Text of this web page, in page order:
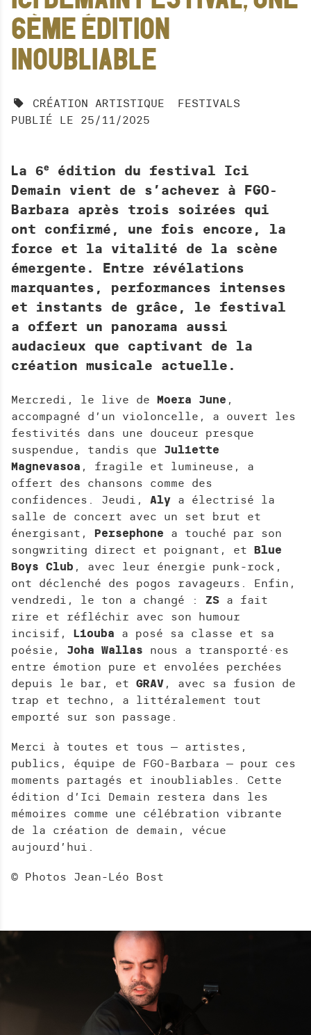
R
e
c
h
e
r
N
L
A
R
E
H
R
6ÈME ÉDITION
INOUBLIABLE
CRÉATION ARTISTIQUE
FESTIVALS
PUBLIÉ LE 25/11/2025
La 6ᵉ édition du festival Ici
Demain vient de s’achever à FGO-
Barbara après trois soirées qui
ont confirmé, une fois encore, la
force et la vitalité de la scène
émergente. Entre révélations
marquantes, performances intenses
et instants de grâce, le festival
a offert un panorama aussi
audacieux que captivant de la
création musicale actuelle.
Mercredi, le live de Moera June ,
accompagné d’un violoncelle, a ouvert les
festivités dans une douceur presque
suspendue, tandis que Juliette
Magnevasoa , fragile et lumineuse, a
offert des chansons comme des
confidences. Jeudi, Aly a électrisé la
salle de concert avec un set brut et
énergisant, Persephone a touché par son
songwriting direct et poignant, et Blue
Boys Club , avec leur énergie punk-rock,
ont déclenché des pogos ravageurs. Enfin,
vendredi, le ton a changé : ZS a fait
rire et réfléchir avec son humour
incisif, Liouba a posé sa classe et sa
poésie, Joha Wallas nous a transporté·es
entre émotion pure et envolées perchées
depuis le bar, et GRAV , avec sa fusion de
trap et techno, a littéralement tout
emporté sur son passage.
Merci à toutes et tous — artistes,
publics, équipe de FGO-Barbara — pour ces
moments partagés et inoubliables. Cette
édition d’Ici Demain restera dans les
mémoires comme une célébration vibrante
de la création de demain, vécue
aujourd’hui.
© Photos Jean-Léo Bost